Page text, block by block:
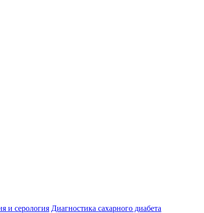
и серология Диагностика сахарного диабета